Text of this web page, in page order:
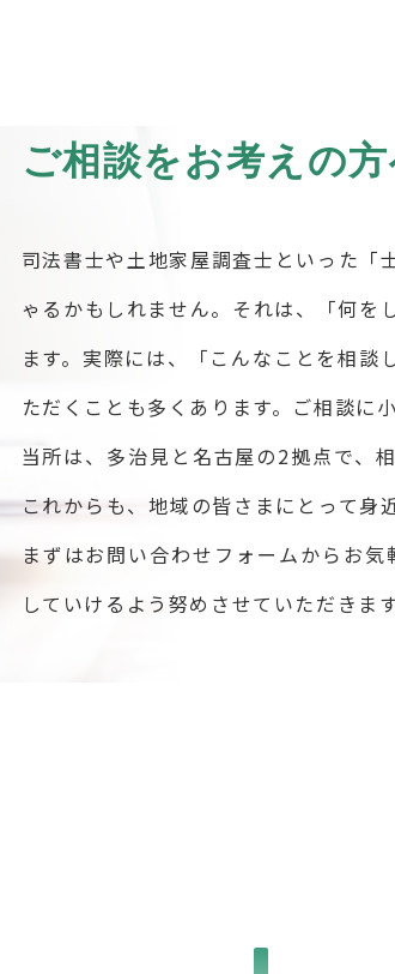
ご相談をお考えの
司法書士や土地家屋調査士といった「
ゃるかもしれません。それは、「何を
ます。実際には、「こんなことを相談
ただくことも多くあります。ご相談に
当所は、多治見と名古屋の2拠点で、
これからも、地域の皆さまにとって身
まずはお問い合わせフォームからお
していけるよう努めさせていただきます